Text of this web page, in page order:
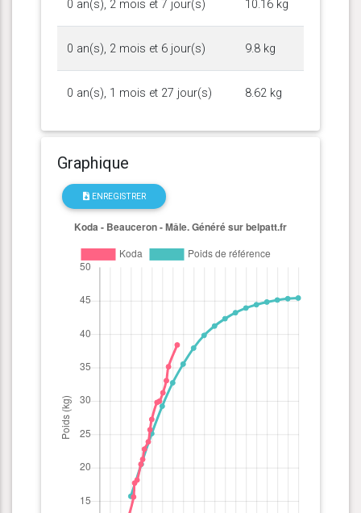
0 an(s), 2 mois et 7 jour(s) 10.16 kg
0 an(s), 2 mois et 6 jour(s) 9.8 kg
0 an(s), 1 mois et 27 jour(s) 8.62 kg
Graphique
ENREGISTRER